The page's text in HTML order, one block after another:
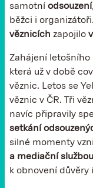
samotní odsouzení
běžci i
věznicích zapojilo
Zahájení letošního
která už v době
věznic. Letos se
věznic v ČR. Tři
navíc připravily
setkání
silné momenty
a mediační službou
k obnovení důvěry